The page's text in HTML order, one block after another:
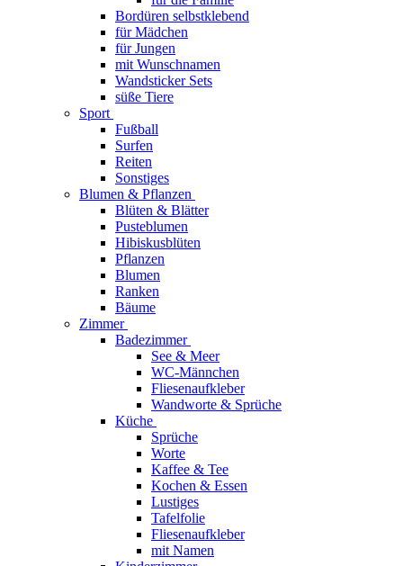
Bordüren selbstklebend
für Mädchen
für Jungen
mit Wunschnamen
Wandsticker Sets
süße Tiere
Sport
Fußball
Surfen
Reiten
Sonstiges
Blumen & Pflanzen
Blüten & Blätter
Pusteblumen
Hibiskusblüten
Pflanzen
Blumen
Ranken
Bäume
Zimmer
Badezimmer
See & Meer
WC-Männchen
Fliesenaufkleber
Wandworte & Sprüche
Küche
Sprüche
Worte
Kaffee & Tee
Kochen & Essen
Lustiges
Tafelfolie
Fliesenaufkleber
mit Namen